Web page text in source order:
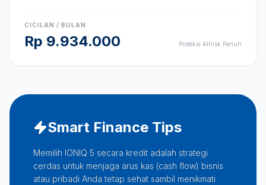
CICILAN / BULAN
Rp 9.934.000 Proteksi Allrisk Penuh
Smart Finance Tips
Memilih IONIQ 5 secara kredit adalah strategi
cerdas untuk menjaga arus kas (cash flow) bisnis
atau pribadi Anda tetap sehat sambil menikmati